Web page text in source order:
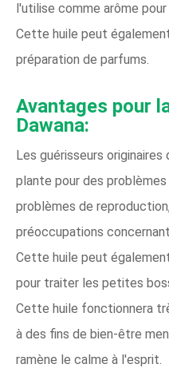
l'utilise comme arôme
Cette huile peut
préparation de parfums.
Avantages pour
Dawana:
Les guérisseurs
plante pour des
problèmes de
préoccupations
Cette huile peut
pour traiter les petites
Cette huile fonctionnera
à des fins de bien-être
ramène le calme à l'esprit.